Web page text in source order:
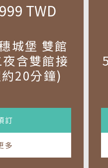
TWD
城堡 雙館
含雙館接
20分鐘)
訂
多